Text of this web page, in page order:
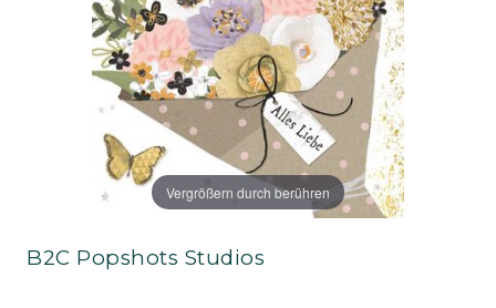
Vergrößern durch berühren
B2C Popshots Studios